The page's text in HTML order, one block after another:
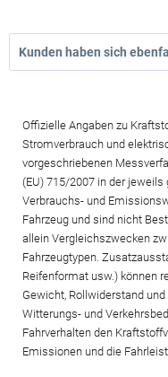
Kunden haben sich
Offizielle Angaben zu
Stromverbrauch und
vorgeschriebenen
(EU) 715/2007 in der
Verbrauchs- und
Fahrzeug und sind nicht
allein Vergleichszwecken
Fahrzeugtypen.
Reifenformat usw.) können
Gewicht, Rollwiderstand
Witterungs- und
Fahrverhalten den
Emissionen und die